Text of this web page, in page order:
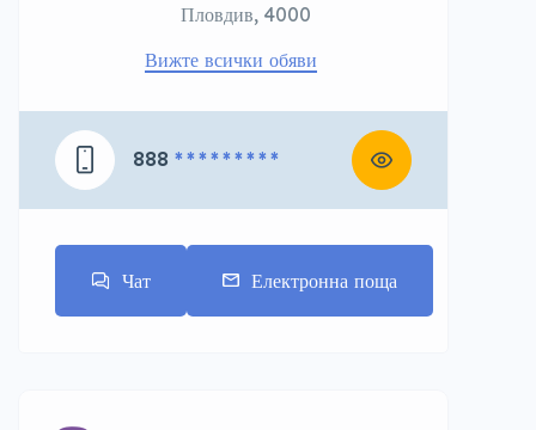
Пловдив, 4000
Вижте всички обяви
888 * * * * * * * * *
Чат Електронна поща